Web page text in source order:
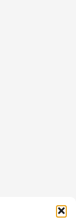
Power Nº 7,